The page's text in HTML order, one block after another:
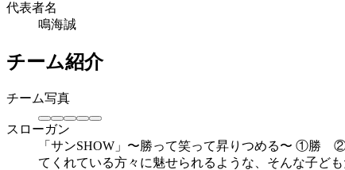
代表者名
鳴海誠
チーム紹介
チーム写真
スローガン
「サンSHOW」〜勝って笑って昇りつめる〜 ​①勝
てくれている方々に魅せられるような、​そんな子ど